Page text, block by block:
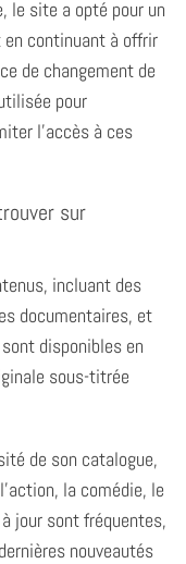
le site a opté pour un
en continuant à offrir
de changement de
pour
l’accès à ces
sur
incluant des
documentaires, et
disponibles en
sous-titrée
de son catalogue,
la comédie, le
jour sont fréquentes,
nouveautés